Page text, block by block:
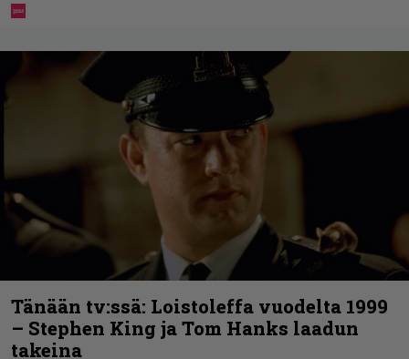
Tänään tv:ssä: Loistoleffa vuodelta 1999
– Stephen King ja Tom Hanks laadun
takeina